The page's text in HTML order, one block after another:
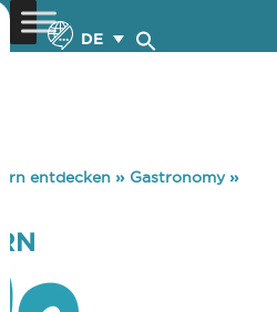
DE
entdecken » Gastronomy»